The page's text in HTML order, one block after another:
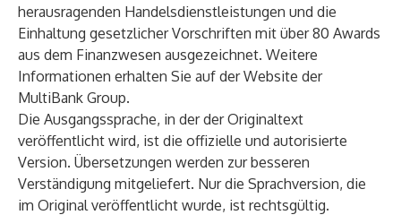
herausragenden Handelsdienstleistungen und die
Einhaltung gesetzlicher Vorschriften mit über 80 Awards
aus dem Finanzwesen ausgezeichnet. Weitere
Informationen erhalten Sie auf derWebsite der
MultiBank Group.
Die Ausgangssprache, in der der Originaltext
veröffentlicht wird, ist die offizielle und autorisierte
Version. Übersetzungen werden zur besseren
Verständigung mitgeliefert. Nur die Sprachversion, die
im Original veröffentlicht wurde, ist rechtsgültig.